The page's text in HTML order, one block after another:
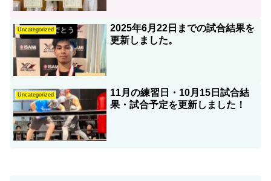
Uncategorized
2025年6月22日までの試合結果を
更新しました。
Uncategorized
11月の練習日・10月15日試合結
果・試合予定を更新しました！